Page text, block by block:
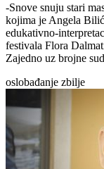
-Snove snuju stari
kojima je Angela
edukativno-
festivala Flora
Zajedno uz brojne
oslobađanje zbilje